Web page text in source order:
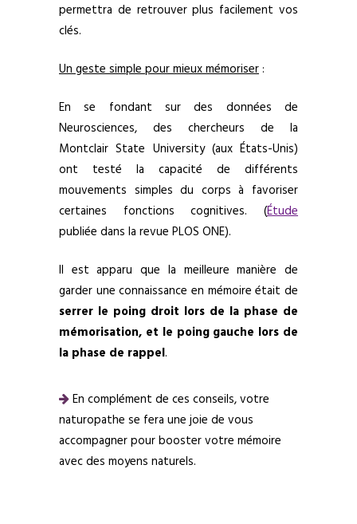
permettra de retrouver plus facilement vos
clés.
Un geste simple pour mieux mémoriser:
En se fondant sur des données de
Neurosciences, des chercheurs de la
Montclair State University (aux États-Unis)
ont testé la capacité de différents
mouvements simples du corps à favoriser
certaines fonctions cognitives. (Étude
publiée dans la revue PLOS ONE).
Il est apparu que la meilleure manière de
garder une connaissance en mémoire était de
serrer le poing droit lors de la phase de
mémorisation, et le poing gauche lors de
la phase de rappel.
En complément de ces conseils, votre
naturopathe se fera une joie de vous
accompagner pour booster votre mémoire
avec des moyens naturels.